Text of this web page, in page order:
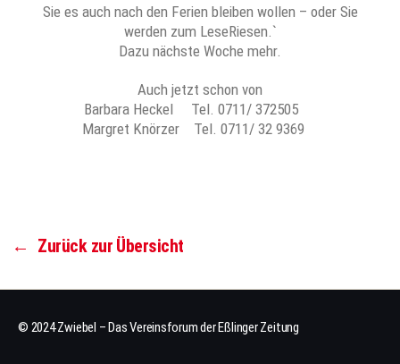
Sie es auch nach den Ferien bleiben wollen – oder Sie
werden zum LeseRiesen.`
Dazu nächste Woche mehr.
Auch jetzt schon von
Barbara Heckel Tel. 0711/ 372505
Margret Knörzer Tel. 0711/ 32 9369
← Zurück zur Übersicht
© 2024 Zwiebel – Das Vereinsforum der Eßlinger Zeitung